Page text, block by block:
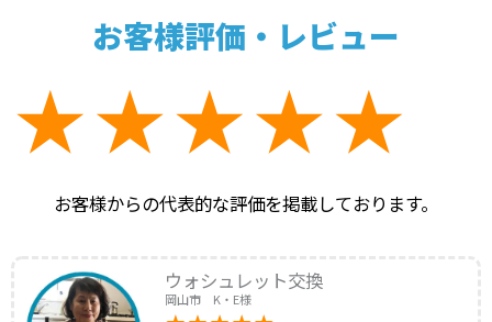
お客様評価・レビュー
お客様からの代表的な評価を掲載しております。
ウォシュレット交換
岡山市 K・E様